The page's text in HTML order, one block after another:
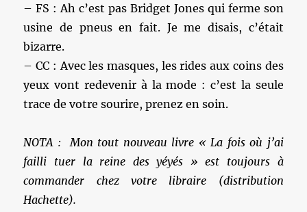
– FS : Ah c’est pas Bridget Jones qui ferme son
usine de pneus en fait. Je me disais, c’était
bizarre.
– CC : Avec les masques, les rides aux coins des
yeux vont redevenir à la mode : c’est la seule
trace de votre sourire, prenez en soin.
NOTA : Mon tout nouveau livre « La fois où j’ai
failli tuer la reine des yéyés » est toujours à
commander chez votre libraire (distribution
Hachette).